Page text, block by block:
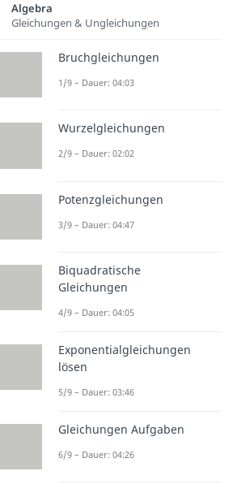
Algebra
Gleichungen & Ungleichungen
Bruchgleichungen
1/9 – Dauer: 04:03
Wurzelgleichungen
2/9 – Dauer: 02:02
Potenzgleichungen
3/9 – Dauer: 04:47
Biquadratische
Gleichungen
4/9 – Dauer: 04:05
Exponentialgleichungen
lösen
5/9 – Dauer: 03:46
Gleichungen Aufgaben
6/9 – Dauer: 04:26